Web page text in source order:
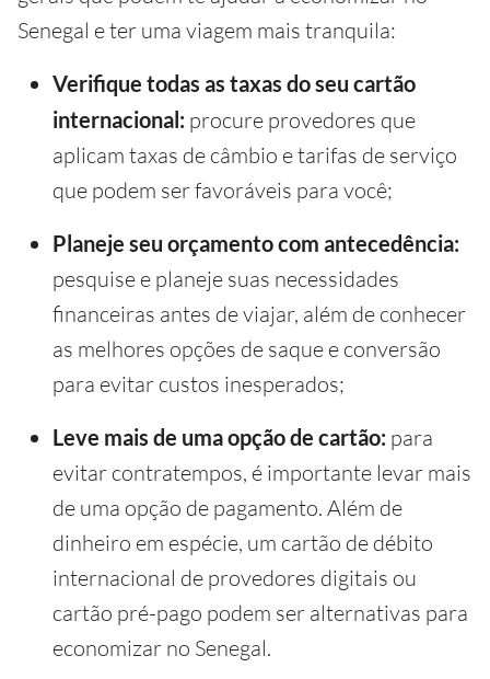
Senegal e ter uma viagem mais tranquila:
Verifique todas as taxas do seu cartão
internacional: procure provedores que
aplicam taxas de câmbio e tarifas de serviço
que podem ser favoráveis para você;
Planeje seu orçamento com antecedência:
pesquise e planeje suas necessidades
financeiras antes de viajar, além de conhecer
as melhores opções de saque e conversão
para evitar custos inesperados;
Leve mais de uma opção de cartão: para
evitar contratempos, é importante levar mais
de uma opção de pagamento. Além de
dinheiro em espécie, um cartão de débito
internacional de provedores digitais ou
cartão pré-pago podem ser alternativas para
economizar no Senegal.